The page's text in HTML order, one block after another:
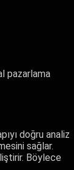
pazarlama
doğru analiz
sağlar.
Böylece